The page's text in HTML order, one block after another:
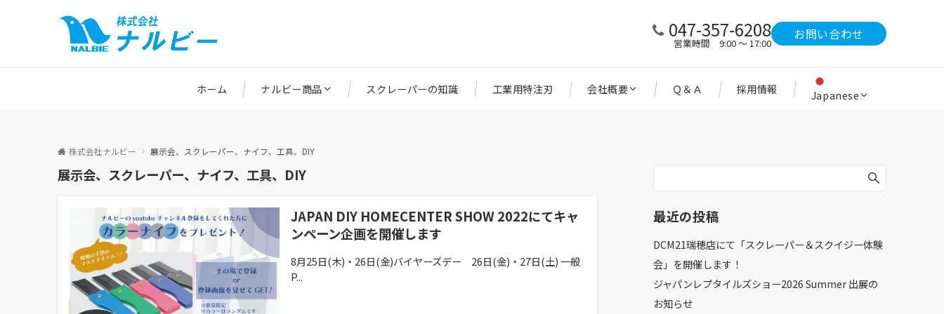
047-357-6208
営業時間 9:00 ～ 17:00
お問い合わせ
ホーム ナルビー商品 スクレーパーの知識 工業用特注刃 会社概要 Ｑ＆Ａ 採用情報 Japanese
株式会社ナルビー 展示会、スクレーパー、ナイフ、工具、DIY
展示会、スクレーパー、ナイフ、工具、DIY
JAPAN DIY HOMECENTER SHOW 2022にてキャ
ンペーン企画を開催します
8月25日(木)・26日(金)バイヤーズデー 26日(金)・27日(土) 一般
P...
最近の投稿
DCM21瑞穂店にて「スクレーパー＆スクイジー体験
会」を開催します！
ジャパンレプタイルズショー2026 Summer 出展の
お知らせ